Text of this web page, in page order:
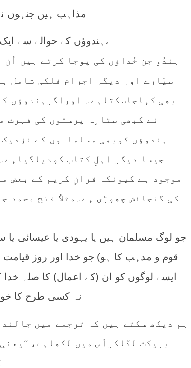
مذاہب ہیں جنہوں
ہندوؤں کے حوالے سے ایک اضافی اور غیرمتعلقہ بات کرتاچلوں کہ،
ہندُو جن خُداؤں کی پوجا کرتے ہیں
سیّارے اور دیگر اجرام فلکی شامل
بھی کہاجاسکتاہے۔ اوراگرہندوؤں
نے کبھی ستارہ پرستوں کی فہرت
ہندوؤں کوبھی مسلمانوں کے
جیسا دیگر اہلِ کتاب
موجود ہے کیونکہ قرانِ کریم کے بعض
کی گنجائش چھوڑی ہے۔مثلاً فتح محمد
قوم و مذہب کا ہو) جو خدا اور روز قیامت
ایسے لوگوں کو ان (کے اعمال) کا صلہ
نہ کسی طرح کا
ہم دیکھ سکتے ہیں کہ ترجمے میں
بریکٹ لگاکراُس میں لکھاہے،